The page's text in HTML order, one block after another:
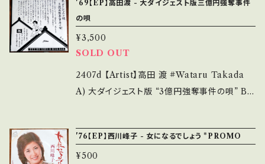
考視聴: https://youtu.be/G0ABGlHA27o?s
i=JWUT5vS5gUz04PLs 【Condition】 Jack
et/Record：B/A- (国内盤) ___________
______________ 【About the state/状
態説明】 S・新品未開封など A・綺麗・キズ等も
無く、痛みも薄い B・多少痛み・キズなど見られ
る方のご購入をお願い致します。 Please purc
hase it if you understand that it is secon
'69【EP】高田渡 - 大ダイジェスト版三億円強奪事件
の唄
¥3,500
SOLD OUT
2407d 【Artist】高田 渡 #Wataru Takada
A) 大ダイジェスト版 “3億円強奪事件の唄” B)
Cレコード配布された非売レコード *実況録音
版には岡林信康・参加 参考視聴: https://yout
'76【EP】西川峰子 - 女になるでしょう *PROMO
¥500